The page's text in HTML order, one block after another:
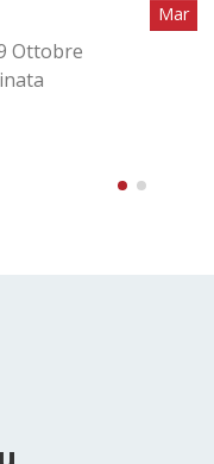
Live di
del
Lug